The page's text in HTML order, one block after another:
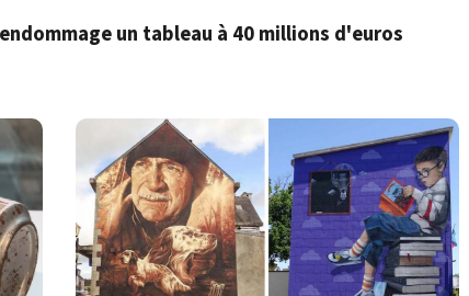
un tableau à 40 millions d'euros